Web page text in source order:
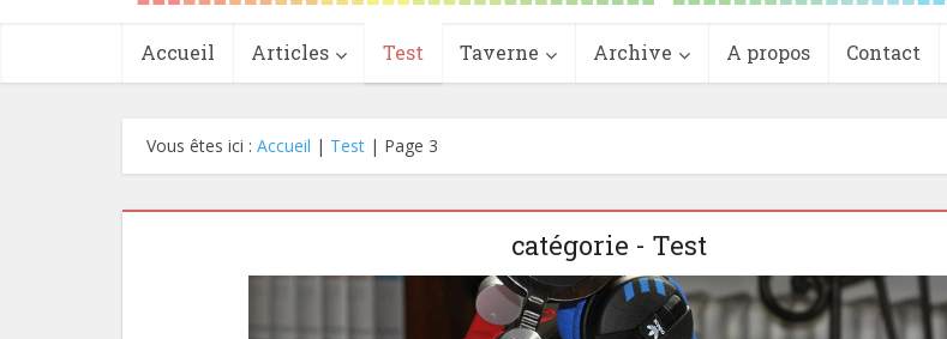
Accueil Articles Test Taverne Archive A propos Contact
Vous êtes ici : Accueil | Test | Page 3
catégorie - Test